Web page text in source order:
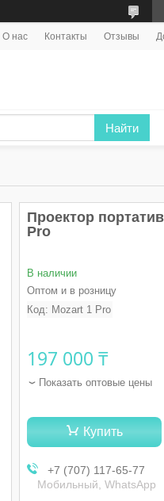
О нас Контакты Отзывы
Найти
Проектор
Pro
В наличии
Оптом и в розницу
Код: Mozart 1 Pro
197 000 ₸
Показать оптовые цены
Купить
+7 (707) 117-65-77
Мобильный, WhatsApp